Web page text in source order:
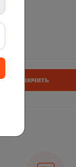
Подключить